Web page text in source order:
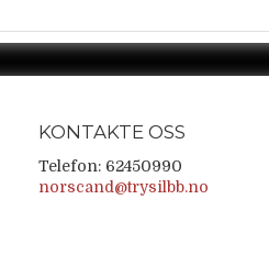
KONTAKTE OSS
Telefon: 62450990
norscand@trysilbb.no